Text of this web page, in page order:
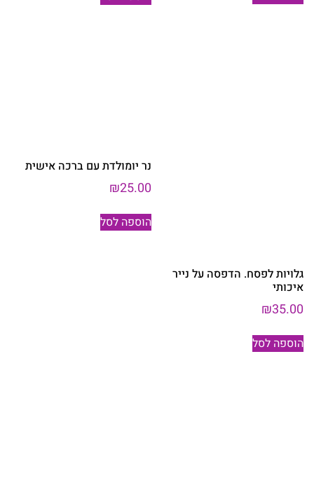
גלויות לפסח. הדפסה על נייר
איכותי
₪35.00
הוספה לסל
נר יומולדת עם ברכה אישית
₪25.00
הוספה לסל